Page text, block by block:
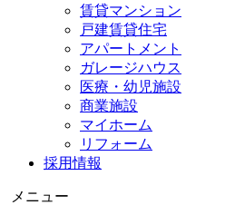
賃貸マンション
戸建賃貸住宅
アパートメント
ガレージハウス
医療・幼児施設
商業施設
マイホーム
リフォーム
採用情報
メニュー